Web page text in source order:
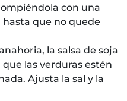
con una
hasta que no quede
la salsa de soja
que las verduras estén
Ajusta la sal y la